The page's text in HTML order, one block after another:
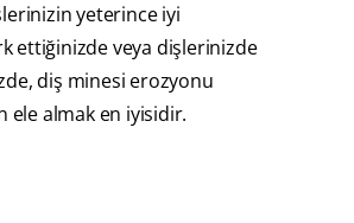
yeterince iyi
ettiğinizde veya dişlerinizde
diş minesi erozyonu
ele almak en iyisidir.